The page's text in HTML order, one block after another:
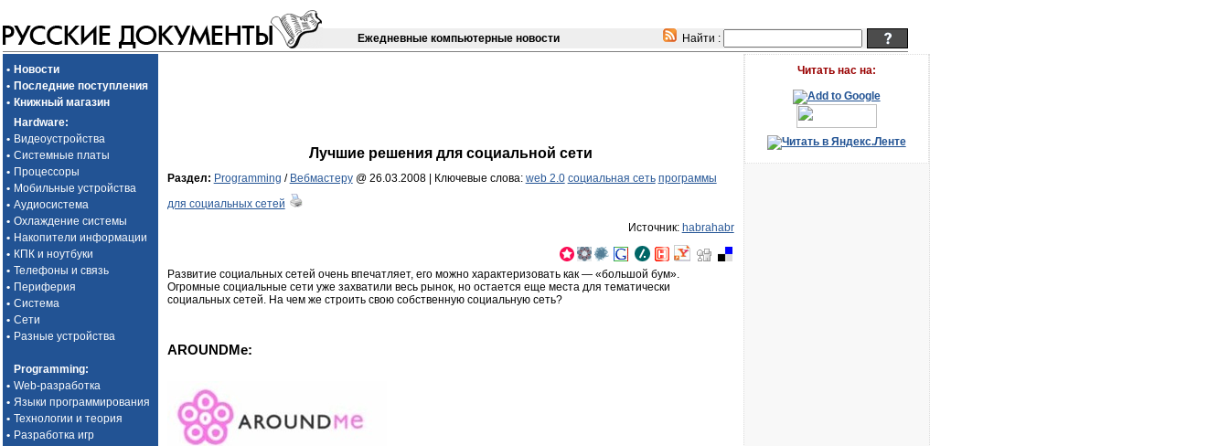
Ежедневные компьютерные новости Найти :
• Новости
• Последние поступления
• Книжный магазин
Hardware:
• Видеоустройства
• Системные платы
• Процессоры
• Мобильные устройства
• Аудиосистема
• Охлаждение системы
• Накопители информации
• КПК и ноутбуки
• Телефоны и связь
• Периферия
• Система
• Сети
• Разные устройства
Programming:
• Web-разработка
• Языки программирования
• Технологии и теория
• Разработка игр
Лучшие решения для социальной сети
Раздел: Programming / Вебмастеру@ 26.03.2008 | Ключевые слова: web 2.0 социальная сеть программы
для социальных сетей
Источник: habrahabr
Развитие социальных сетей очень впечатляет, его можно характеризовать как — «большой бум».
Огромные социальные сети уже захватили весь рынок, но остается еще места для тематически
социальных сетей. На чем же строить свою собственную социальную сеть?
AROUNDMe:
Читать наc на: